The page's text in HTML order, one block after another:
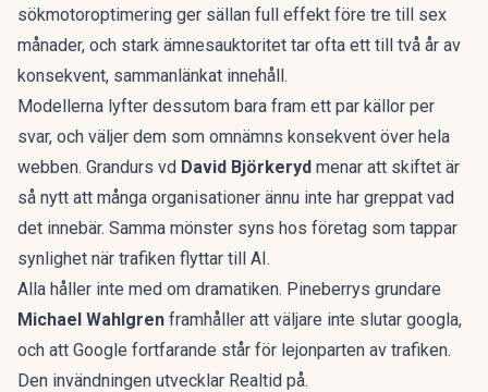
sökmotoroptimering ger sällan full effekt före tre till sex
månader, och stark ämnesauktoritet tar ofta ett till två år av
konsekvent, sammanlänkat innehåll.
Modellerna lyfter dessutom bara fram ett par källor per
svar, och väljer dem som omnämns konsekvent över hela
webben. Grandurs vd David Björkeryd menar att skiftet är
så nytt att många organisationer ännu inte har greppat vad
det innebär. Samma mönster syns hos företag som tappar
synlighet när trafiken flyttar till AI.
Alla håller inte med om dramatiken. Pineberrys grundare
Michael Wahlgren framhåller att väljare inte slutar googla,
och att Google fortfarande står för lejonparten av trafiken.
Den invändningen utvecklar Realtid på.